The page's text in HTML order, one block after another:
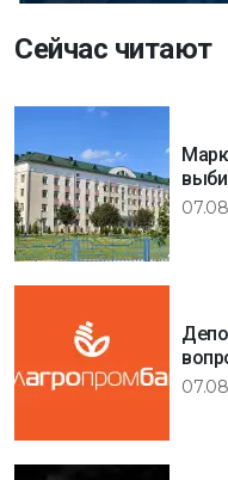
Сейчас читают